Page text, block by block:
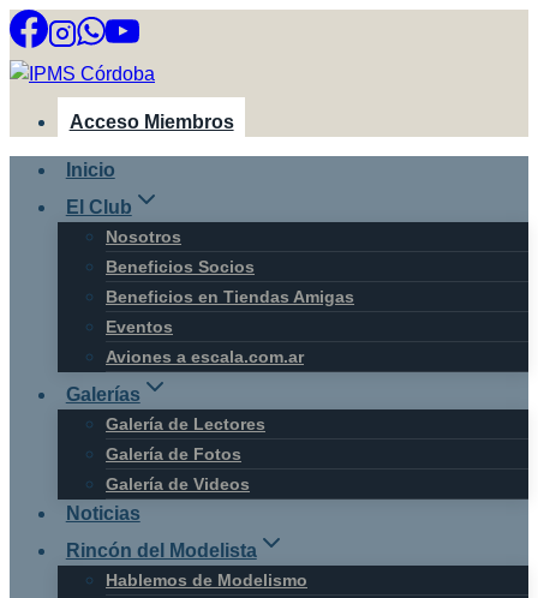
Saltar
al
contenido
Acceso Miembros
Inicio
El Club
Nosotros
Beneficios Socios
Beneficios en Tiendas Amigas
Eventos
Aviones a escala.com.ar
Galerías
Galería de Lectores
Galería de Fotos
Galería de Videos
Noticias
Rincón del Modelista
Hablemos de Modelismo